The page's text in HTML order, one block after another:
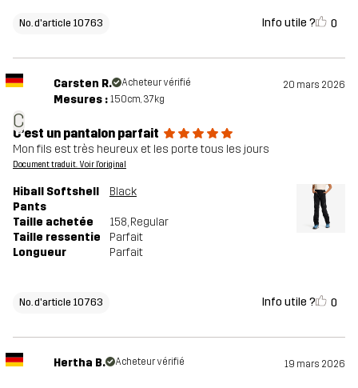
No. d'article 10763 Info utile ? 0
C
Carsten R. Acheteur vérifié 20 mars 2026
Mesures : 150cm, 37kg
C’est un pantalon parfait
Mon fils est très heureux et les porte tous les jours
Document traduit. Voir l'original
Hiball Softshell
Pants
Black
Taille achetée 158, Regular
Taille ressentie
Parfait
Longueur
Parfait
No. d'article 10763 Info utile ? 0
Hertha B. Acheteur vérifié 19 mars 2026